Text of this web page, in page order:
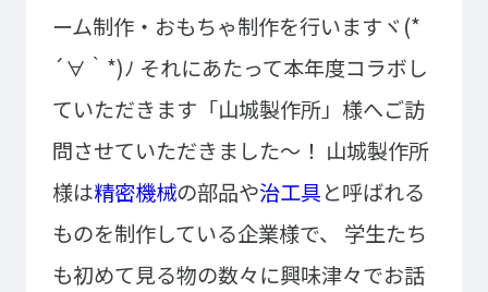
キャリア支援
卒業生の紹介 キャリアセンター
キャンパスライフ
キャンパスマップ
校外施設
部活・クラブ紹介
学生寮・マンション
学生委員会
入学のご案内
5つの入学方法
ーム制作・おもちゃ制作を行いますヾ(*
´∀｀*)ﾉ それにあたって本年度コラボし
ていただきます「山城製作所」様へご訪
問させていただきました～！ 山城製作所
様は精密機械の部品や治工具と呼ばれる
ものを制作している企業様で、
学生たち
も初めて見る物の数々に興味津々でお話